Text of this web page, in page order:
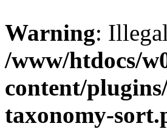
Warning:
/www/htdocs/
content/
taxonomy-